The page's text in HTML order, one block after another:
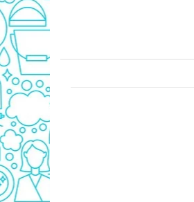
Detergent Geamuri
Detergent Mobila
Detergenti De Haine
Detergent Capsule
Detergent Pentru Pete
Detergent Ariel
Balsam De Rufe
Semana Balsam Rufe
Sano Maxima Balsam
Pachete Produse Curatenie